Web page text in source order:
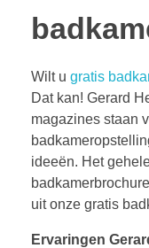
Wilt u gratis
Dat kan! Gerard
magazines staan
ideeën. Het
uit onze gratis
Ervaringen